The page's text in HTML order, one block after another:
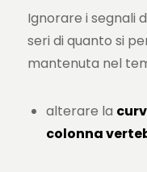
Ignorare i segnali
seri di quanto si
mantenuta nel
alterare la
colonna